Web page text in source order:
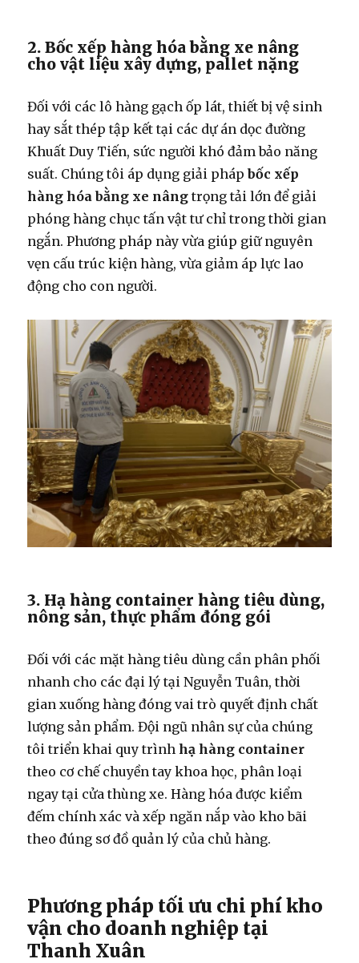
2. Bốc xếp hàng hóa bằng xe nâng
cho vật liệu xây dựng, pallet nặng
Đối với các lô hàng gạch ốp lát, thiết bị vệ sinh
hay sắt thép tập kết tại các dự án dọc đường
Khuất Duy Tiến, sức người khó đảm bảo năng
suất. Chúng tôi áp dụng giải phápbốc xếp
hàng hóa bằng xe nâng trọng tải lớn để giải
phóng hàng chục tấn vật tư chỉ trong thời gian
ngắn. Phương pháp này vừa giúp giữ nguyên
vẹn cấu trúc kiện hàng, vừa giảm áp lực lao
động cho con người.
3. Hạ hàng container hàng tiêu dùng,
nông sản, thực phẩm đóng gói
Đối với các mặt hàng tiêu dùng cần phân phối
nhanh cho các đại lý tại Nguyễn Tuân, thời
gian xuống hàng đóng vai trò quyết định chất
lượng sản phẩm. Đội ngũ nhân sự của chúng
tôi triển khai quy trìnhhạ hàng container
theo cơ chế chuyền tay khoa học, phân loại
ngay tại cửa thùng xe. Hàng hóa được kiểm
đếm chính xác và xếp ngăn nắp vào kho bãi
theo đúng sơ đồ quản lý của chủ hàng.
Phương pháp tối ưu chi phí kho
vận cho doanh nghiệp tại
Thanh Xuân